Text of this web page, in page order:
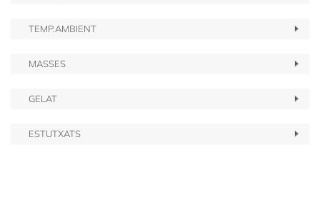
TEMP.AMBIENT
MASSES
GELAT
ESTUTXATS